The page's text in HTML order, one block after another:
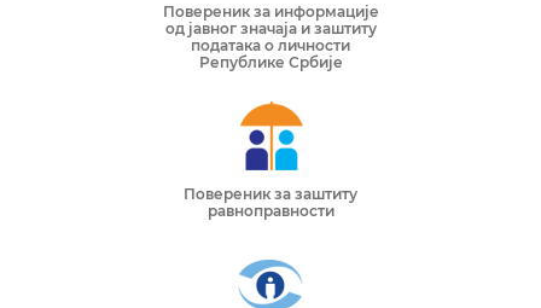
Повереник за информације
од јавног значаја и заштиту
података о личности
Републике Србије
Повереник за заштиту
равноправности